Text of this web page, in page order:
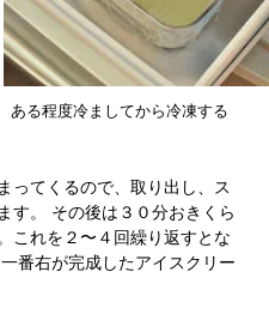
ある程度冷ましてから冷凍する
ってくるので、取り出し、ス
す。 その後は３０分おきくら
これを２〜４回繰り返すとな
番右が完成したアイスクリー